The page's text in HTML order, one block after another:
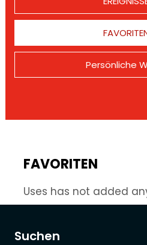
Suchen
Persönliche
FAVORITEN
Uses has not added